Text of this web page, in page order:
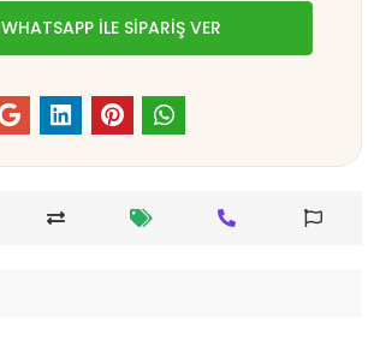
WHATSAPP İLE SİPARİŞ VER